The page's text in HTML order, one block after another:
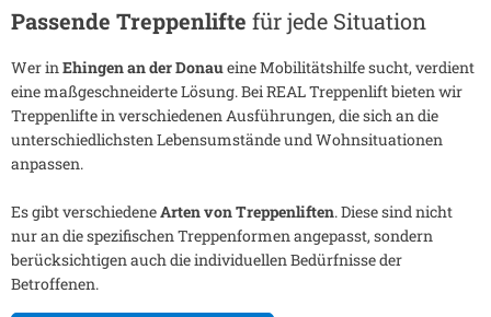
Passende Treppenlifte für jede Situation
Wer inEhingen an der Donaueine Mobilitätshilfe sucht, verdient
eine maßgeschneiderte Lösung. Bei REAL Treppenlift bieten wir
Treppenlifte in verschiedenen Ausführungen, die sich an die
unterschiedlichsten Lebensumstände und Wohnsituationen
anpassen.
Es gibt verschiedeneArten von Treppenliften. Diese sind nicht
nur an die spezifischen Treppenformen angepasst, sondern
berücksichtigen auch die individuellen Bedürfnisse der
Betroffenen.